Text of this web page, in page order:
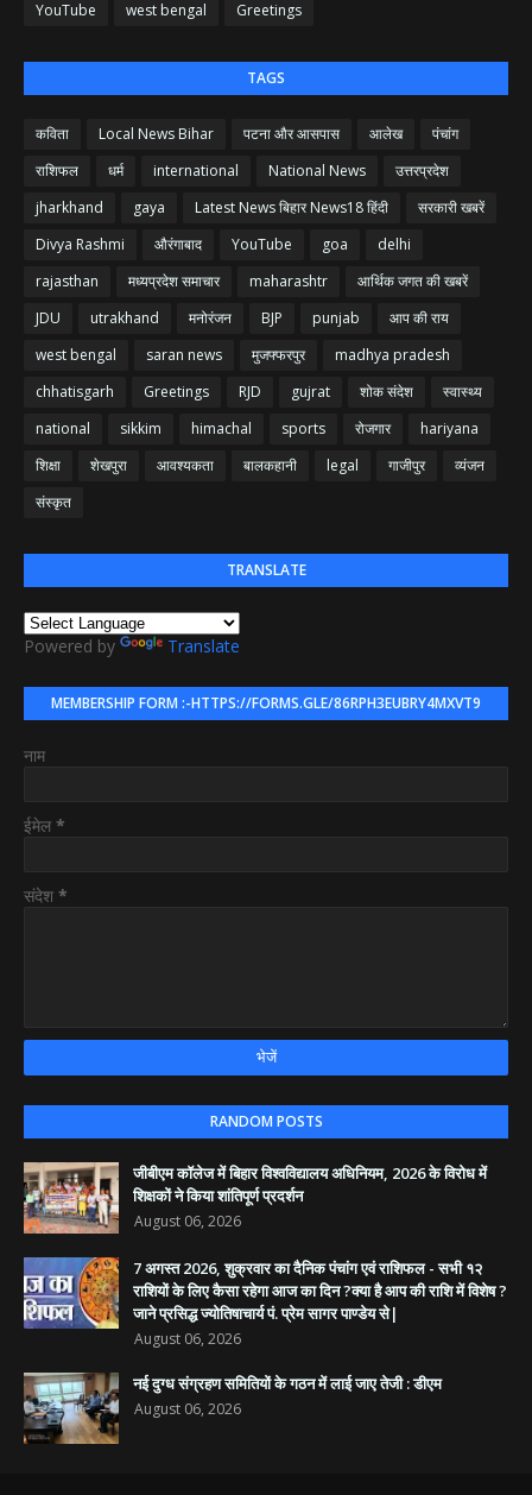
YouTube
west bengal Greetings
TAGS
कविता Local News Bihar पटना और आसपास आलेख
पंचांग
राशिफल
धर्म international National News
उत्तरप्रदेश
jharkhand
gaya Latest News बिहार News18 हिंदी
सरकारी खबरें
Divya Rashmi
औरंगाबाद YouTube goa
delhi
rajasthan
मध्यप्रदेश समाचार maharashtr
आर्थिक जगत की खबरें
JDU
utrakhand मनोरंजन BJP punjab
आप की राय
west bengal
saran news मुजफ्फरपुर
madhya pradesh
chhatisgarh
Greetings RJD gujrat शोक संदेश
स्वास्थ्य
national
sikkim himachal sports रोजगार
hariyana
शिक्षा
शेखपुरा आवश्यकता बालकहानी legal गाजीपुर
व्यंजन
संस्कृत
TRANSLATE
Powered by Translate
MEMBERSHIP FORM :-HTTPS://FORMS.GLE/86RPH3EUBRY4MXVT9
नाम
ईमेल *
संदेश *
RANDOM POSTS
जीबीएम कॉलेज में बिहार विश्वविद्यालय अधिनियम, 2026 के विरोध में
शिक्षकों ने किया शांतिपूर्ण प्रदर्शन
August 06, 2026
7 अगस्त 2026, शुक्रवार का दैनिक पंचांग एवं राशिफल - सभी १२
राशियों के लिए कैसा रहेगा आज का दिन ?क्या है आप की राशि में विशेष ?
जाने प्रसिद्ध ज्योतिषाचार्य पं. प्रेम सागर पाण्डेय से|
August 06, 2026
नई दुग्ध संग्रहण समितियों के गठन में लाई जाए तेजी : डीएम
August 06, 2026